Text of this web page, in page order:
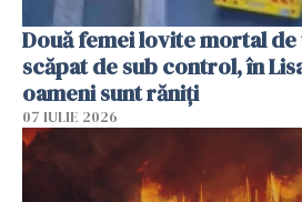
Două femei lovite mortal
scăpat de sub control, în
oameni sunt răniți
07 IULIE 2026